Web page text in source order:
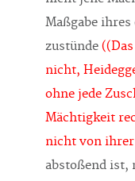
Maßgabe
zustünde
nicht,
ohne jede
Mächtigkeit
nicht von ihrer
abstoßend ist,